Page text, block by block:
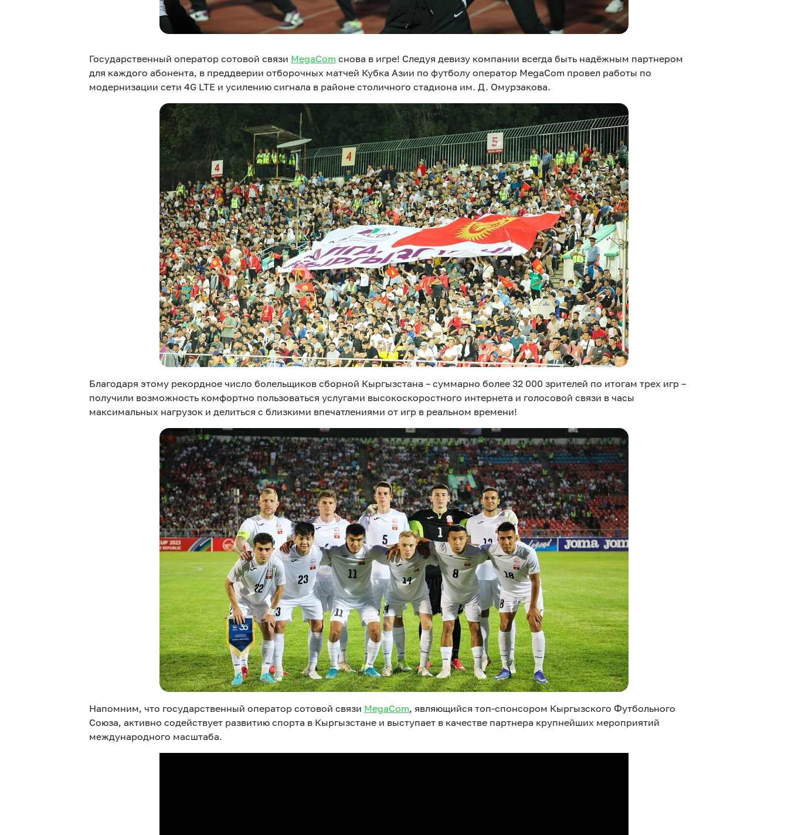
Подбор номера Доставка SIM
Государственный оператор сотовой связи MegaCom снова в игре! Следуя девизу компании всегда быть надёжным партнером
для каждого абонента, в преддверии отборочных матчей Кубка Азии по футболу оператор MegaCom провел работы по
модернизации сети 4G LTE и усилению сигнала в районе столичного стадиона им. Д. Омурзакова.
Благодаря этому рекордное число болельщиков сборной Кыргызстана – суммарно более 32 000 зрителей по итогам трех игр –
получили возможность комфортно пользоваться услугами высокоскоростного интернета и голосовой связи в часы
максимальных нагрузок и делиться с близкими впечатлениями от игр в реальном времени!
Напомним, что государственный оператор сотовой связи MegaCom, являющийся топ-спонсором Кыргызского Футбольного
Союза, активно содействует развитию спорта в Кыргызстане и выступает в качестве партнера крупнейших мероприятий
международного масштаба.